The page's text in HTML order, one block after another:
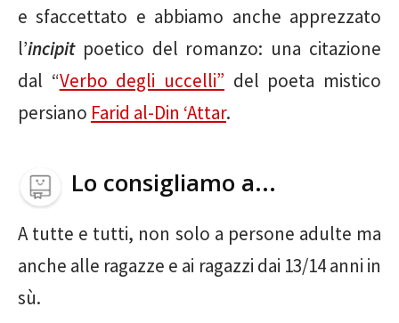
e sfaccettato e abbiamo anche apprezzato
l’incipitpoetico del romanzo: una citazione
dal “Verbo degli uccelli” del poeta mistico
persiano Farid al-Din ‘Attar.
Lo consigliamo a...
A tutte e tutti, non solo a persone adulte ma
anche alle ragazze e ai ragazzi dai 13/14 anni in
sù.